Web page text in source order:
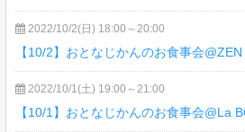
2022/10/2(日) 18:00～20:00
【10/2】おとなじかんのお食事会
2022/10/1(土) 19:00～21:00
【10/1】おとなじかんのお食事会@La